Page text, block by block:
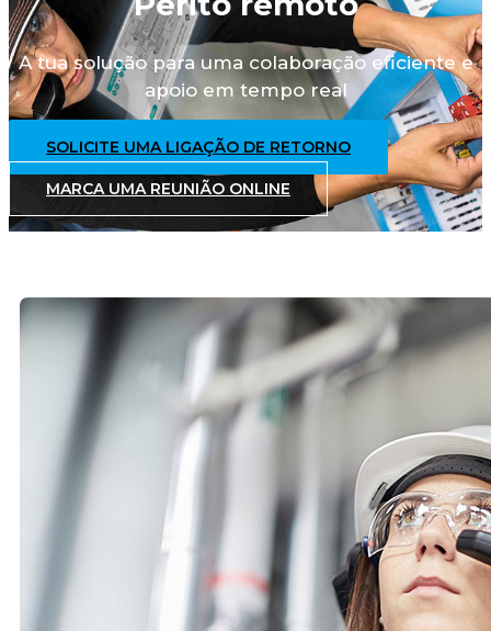
A tua solução para uma colaboração eficiente e
apoio em tempo real
SOLICITE UMA LIGAÇÃO DE RETORNO
MARCA UMA REUNIÃO ONLINE